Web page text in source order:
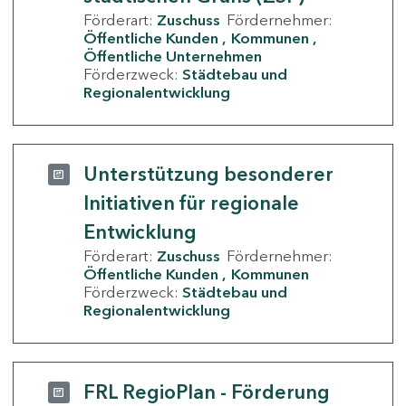
Förderart: Zuschuss Fördernehmer:
Öffentliche Kunden
Kommunen
Öffentliche Unternehmen
Förderzweck: Städtebau und
Regionalentwicklung
Unterstützung besonderer
Initiativen für regionale
Entwicklung
Förderart: Zuschuss Fördernehmer:
Öffentliche Kunden
Kommunen
Förderzweck: Städtebau und
Regionalentwicklung
FRL RegioPlan - Förderung